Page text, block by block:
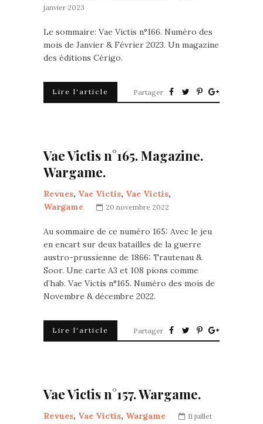
janvier 2023
Le sommaire: Vae Victis n°166. Numéro des
mois de Janvier & Février 2023. Un magazine
des éditions Cérigo.
Lire l'article Partager
Vae Victis n°165. Magazine.
Wargame.
Revues, Vae Victis, Vae Victis,
Wargame
20 novembre 2022
Au sommaire de ce numéro 165: Avec le jeu
en encart sur deux batailles de la guerre
austro-prussienne de 1866: Trautenau &
Soor. Une carte A3 et 108 pions comme
d’hab. Vae Victis n°165. Numéro des mois de
Novembre & décembre 2022.
Lire l'article Partager
Vae Victis n°157. Wargame.
Revues, Vae Victis, Wargame
11 juillet